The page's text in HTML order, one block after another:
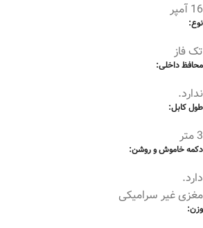
16 آمپر
نوع:
تک فاز
محافظ داخلی:
ندارد.
طول کابل:
3 متر
دکمه خاموش و روشن:
دارد.
مغزی غیر سرامیکی
وزن: